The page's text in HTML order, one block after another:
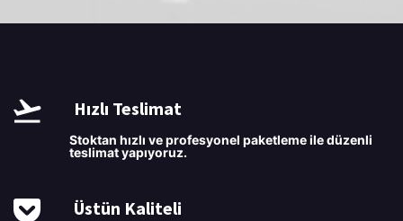
Hızlı Teslimat
Stoktan hızlı ve profesyonel paketleme ile düzenli
teslimat yapıyoruz.
Üstün Kaliteli